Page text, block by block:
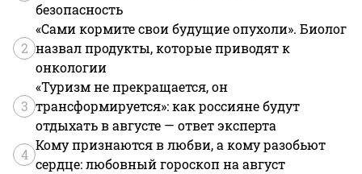
безопасность
2
«Сами кормите свои будущие опухоли». Биолог
назвал продукты, которые приводят к
онкологии
3
«Туризм не прекращается, он
трансформируется»: как россияне будут
отдыхать в августе — ответ эксперта
4
Кому признаются в любви, а кому разобьют
сердце: любовный гороскоп на август